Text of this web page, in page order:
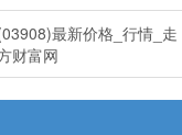
最新价格_行情_走
财富网